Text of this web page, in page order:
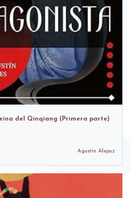
del Qinqiang (Primera parte)
Agustín Alepuz